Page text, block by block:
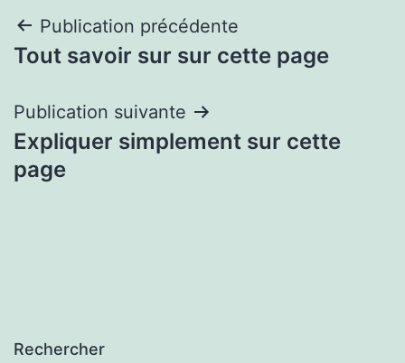
Navigation
de
l’article
Publication précédente
Tout savoir sur sur cette page
Publication suivante
Expliquer simplement sur cette
page
Rechercher